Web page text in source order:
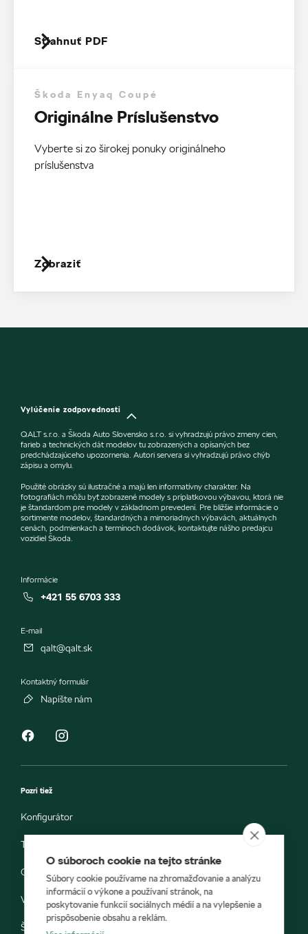
Stiahnuť PDF
Škoda Enyaq Coupé
Originálne Príslušenstvo
Vyberte si zo širokej ponuky originálneho
príslušenstva
Zobraziť
Vylúčenie zodpovednosti
QALT s.r.o. a Škoda Auto Slovensko s.r.o. si vyhradzujú právo zmeny cien,
farieb a technických dát modelov tu zobrazených a opísaných bez
predchádzajúceho upozornenia. Autori servera si vyhradzujú právo chýb
zápisu a omylu.
Použité obrázky sú ilustračné a majú len informatívny charakter. Na
fotografiách môžu byť zobrazené modely s príplatkovou výbavou, ktorá nie
je štandardom pre modely v základnom prevedení. Pre bližšie informácie o
sortimente modelov, štandardných a mimoriadnych výbavách, aktuálnych
cenách, podmienkach a termínoch dodávok, kontaktujte nášho predajcu
vozidiel Škoda.
Informácie
+421 55 6703 333
E-mail
qalt@qalt.sk
Kontaktný formulár
Napíšte nám
Pozri tiež
Konfigurátor
Testovacia jazda
Objednávka do servisu
Vozidlá ihneď k odberu
Škoda E-shop
O súboroch cookie na tejto stránke
Súbory cookie používame na zhromažďovanie a analýzu
informácií o výkone a používaní stránok, na
poskytovanie funkcií sociálnych médií a na vylepšenie a
prispôsobenie obsahu a reklám.